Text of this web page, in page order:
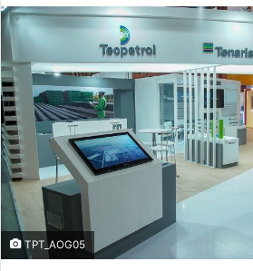
TPT_AOG05